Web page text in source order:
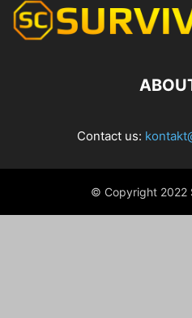
Contact us:
© Copyright 2022